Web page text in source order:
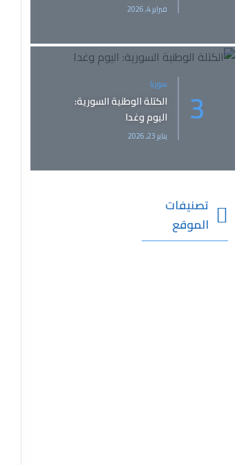
فبراير 4, 2026
سوريا
الكتلة الوطنية السورية:
اليوم وغدا
يناير 23, 2026
تصنيفات
الموقع